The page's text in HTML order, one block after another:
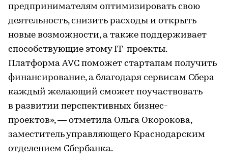
предпринимателям оптимизировать свою
деятельность, снизить расходы и открыть
новые возможности, а также поддерживает
способствующие этому IT-проекты.
Платформа AVC поможет стартапам получить
финансирование, а благодаря сервисам Сбера
каждый желающий сможет поучаствовать
в развитии перспективных бизнес-
проектов», — отметила Ольга Окорокова,
заместитель управляющего Краснодарским
отделением Сбербанка.